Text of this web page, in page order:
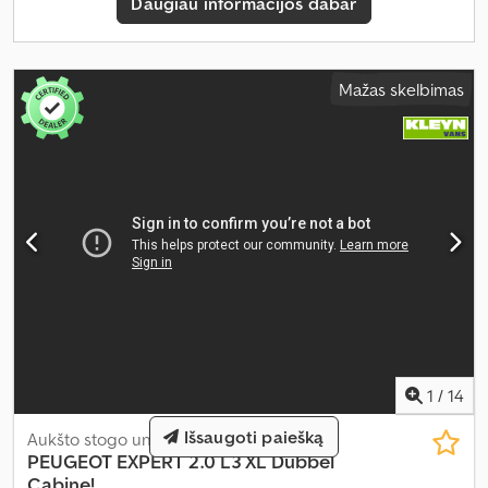
Mažas skelbimas
1 / 14
Aukšto stogo universalas
PEUGEOT EXPERT 2.0 L3 XL Dubbel
Išsaugoti paiešką